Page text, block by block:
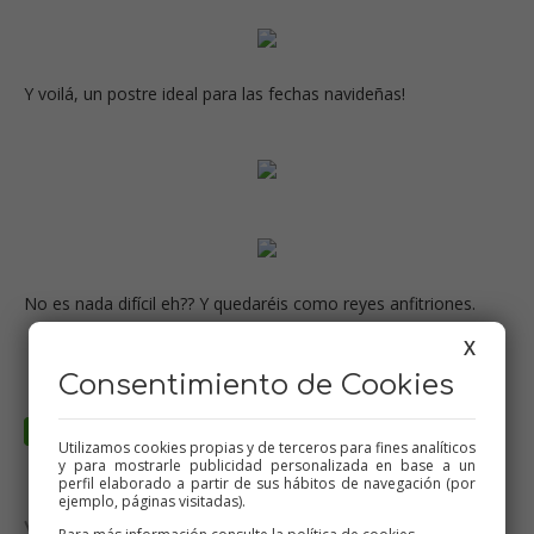
Y voilá, un postre ideal para las fechas navideñas!
No es nada difícil eh?? Y quedaréis como reyes anfitriones.
X
Consentimiento de Cookies
Utilizamos cookies propias y de terceros para fines analíticos
y para mostrarle publicidad personalizada en base a un
perfil elaborado a partir de sus hábitos de navegación (por
ejemplo, páginas visitadas).